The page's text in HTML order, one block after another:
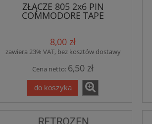
ZŁĄCZE 805 2x6 PIN
COMMODORE TAPE
8,00 zł
zawiera 23% VAT, bez kosztów dostawy
Cena netto: 6,50 zł
do koszyka